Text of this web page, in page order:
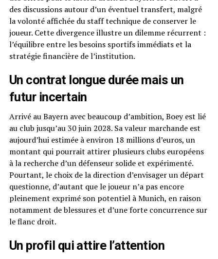
des discussions autour d’un éventuel transfert, malgré
la volonté affichée du staff technique de conserver le
joueur. Cette divergence illustre un dilemme récurrent :
l’équilibre entre les besoins sportifs immédiats et la
stratégie financière de l’institution.
Un contrat longue durée mais un
futur incertain
Arrivé au Bayern avec beaucoup d’ambition, Boey est lié
au club jusqu’au 30 juin 2028. Sa valeur marchande est
aujourd’hui estimée à environ 18 millions d’euros, un
montant qui pourrait attirer plusieurs clubs européens
à la recherche d’un défenseur solide et expérimenté.
Pourtant, le choix de la direction d’envisager un départ
questionne, d’autant que le joueur n’a pas encore
pleinement exprimé son potentiel à Munich, en raison
notamment de blessures et d’une forte concurrence sur
le flanc droit.
Un profil qui attire l’attention